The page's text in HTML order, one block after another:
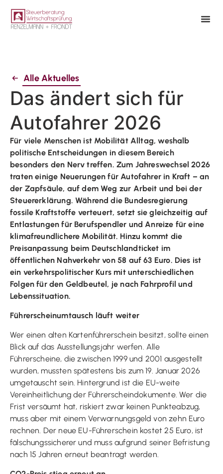
Alle Aktuelles
Das ändert sich für
Autofahrer 2026
Für viele Menschen ist Mobilität Alltag, weshalb
politische Entscheidungen in diesem Bereich
besonders den Nerv treffen. Zum Jahreswechsel 2026
traten einige Neuerungen für Autofahrer in Kraft – an
der Zapfsäule, auf dem Weg zur Arbeit und bei der
Steuererklärung. Während die Bundesregierung
fossile Kraftstoffe verteuert, setzt sie gleichzeitig auf
Entlastungen für Berufspendler und Anreize für eine
klimafreundlichere Mobilität. Hinzu kommt die
Preisanpassung beim Deutschlandticket im
öffentlichen Nahverkehr von 58 auf 63 Euro. Dies ist
ein verkehrspolitischer Kurs mit unterschiedlichen
Folgen für den Geldbeutel, je nach Fahrprofil und
Lebenssituation.
Führerscheinumtausch läuft weiter
Wer einen alten Kartenführerschein besitzt, sollte einen
Blick auf das Ausstellungsjahr werfen. Alle
Führerscheine, die zwischen 1999 und 2001 ausgestellt
wurden, mussten spätestens bis zum 19. Januar 2026
umgetauscht sein. Hintergrund ist die EU-weite
Vereinheitlichung der Führerscheindokumente. Wer die
Frist versäumt hat, riskiert zwar keinen Punkteabzug,
muss aber mit einem Verwarnungsgeld von zehn Euro
rechnen. Der neue EU-Führerschein kostet 25 Euro, ist
fälschungssicherer und muss aufgrund seiner Befristung
nach 15 Jahren erneut beantragt werden.